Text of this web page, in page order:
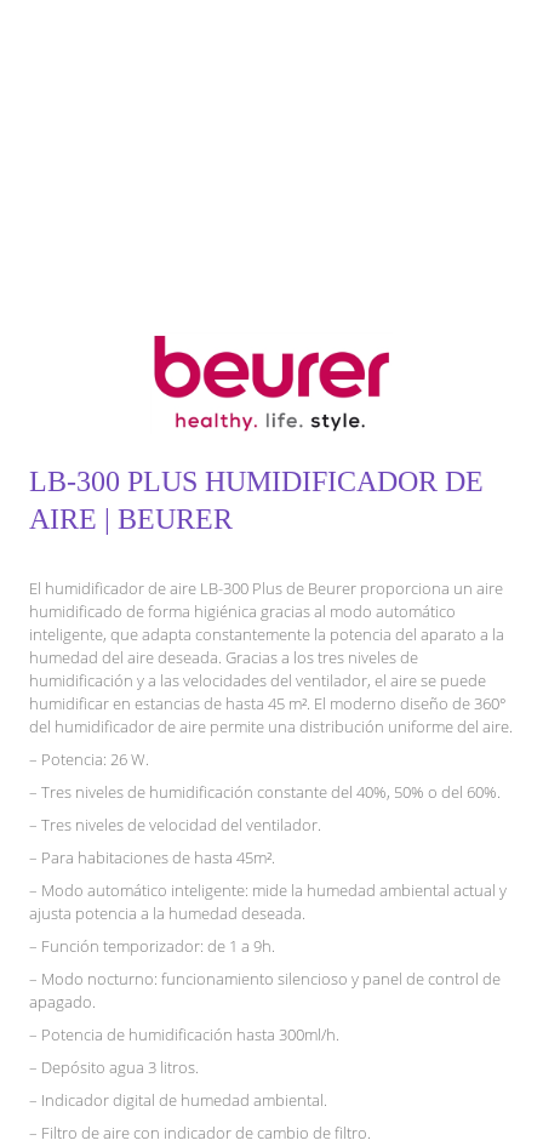
LB-300 PLUS HUMIDIFICADOR DE
AIRE | BEURER
El humidificador de aire LB-300 Plus de Beurer proporciona un aire
humidificado de forma higiénica gracias al modo automático
inteligente, que adapta constantemente la potencia del aparato a la
humedad del aire deseada. Gracias a los tres niveles de
humidificación y a las velocidades del ventilador, el aire se puede
humidificar en estancias de hasta 45 m². El moderno diseño de 360°
del humidificador de aire permite una distribución uniforme del aire.
– Potencia: 26 W.
– Tres niveles de humidificación constante del 40%, 50% o del 60%.
– Tres niveles de velocidad del ventilador.
– Para habitaciones de hasta 45m².
– Modo automático inteligente: mide la humedad ambiental actual y
ajusta potencia a la humedad deseada.
– Función temporizador: de 1 a 9h.
– Modo nocturno: funcionamiento silencioso y panel de control de
apagado.
– Potencia de humidificación hasta 300ml/h.
– Depósito agua 3 litros.
– Indicador digital de humedad ambiental.
– Filtro de aire con indicador de cambio de filtro.